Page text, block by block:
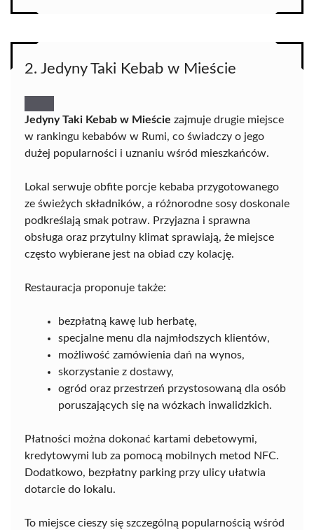
2. Jedyny Taki Kebab w Mieście
Jedyny Taki Kebab w Mieście zajmuje drugie miejsce
w rankingu kebabów w Rumi, co świadczy o jego
dużej popularności i uznaniu wśród mieszkańców.
Lokal serwuje obfite porcje kebaba przygotowanego
ze świeżych składników, a różnorodne sosy doskonale
podkreślają smak potraw. Przyjazna i sprawna
obsługa oraz przytulny klimat sprawiają, że miejsce
często wybierane jest na obiad czy kolację.
Restauracja proponuje także:
bezpłatną kawę lub herbatę,
specjalne menu dla najmłodszych klientów,
możliwość zamówienia dań na wynos,
skorzystanie z dostawy,
ogród oraz przestrzeń przystosowaną dla osób
poruszających się na wózkach inwalidzkich.
Płatności można dokonać kartami debetowymi,
kredytowymi lub za pomocą mobilnych metod NFC.
Dodatkowo, bezpłatny parking przy ulicy ułatwia
dotarcie do lokalu.
To miejsce cieszy się szczególną popularnością wśród